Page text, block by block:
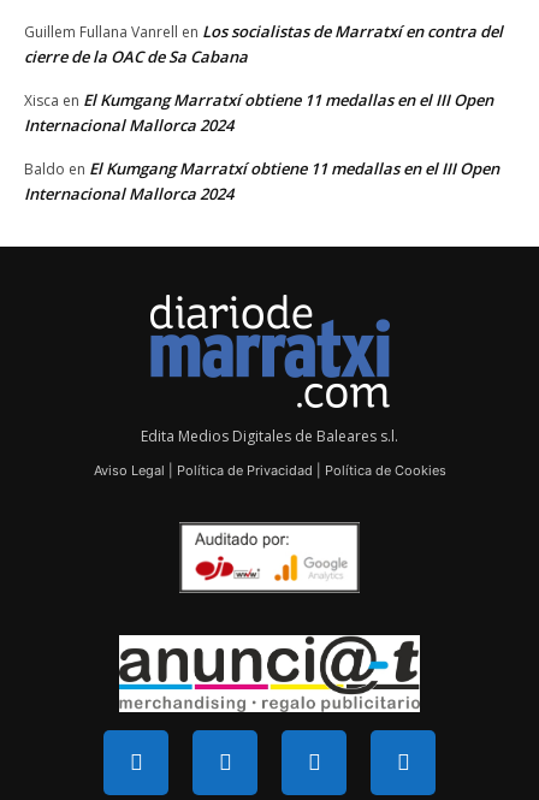
Guillem Fullana Vanrell en Los socialistas de Marratxí en contra del
cierre de la OAC de Sa Cabana
Xisca en El Kumgang Marratxí obtiene 11 medallas en el III Open
Internacional Mallorca 2024
Baldo en El Kumgang Marratxí obtiene 11 medallas en el III Open
Internacional Mallorca 2024
Edita Medios Digitales de Baleares s.l.
Aviso Legal Política de Privacidad Política de Cookies